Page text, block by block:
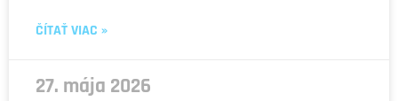
ČÍTAŤ VIAC »
27. mája 2026